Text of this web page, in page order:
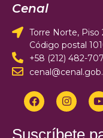
Cenal
Torre Norte, Piso
Código postal
+58 (212) 482-
Suscríbete